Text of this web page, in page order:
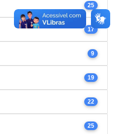
25
17
9
19
22
25